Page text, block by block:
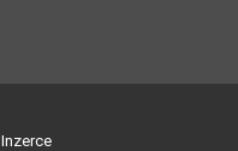
Inzerce